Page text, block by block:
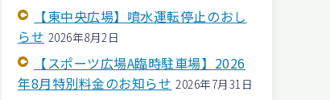
【東中央広場】噴水運転停止のおし
らせ 2026年8月2日
【スポーツ広場A臨時駐車場】2026
年8月特別料金のお知らせ 2026年7月31日